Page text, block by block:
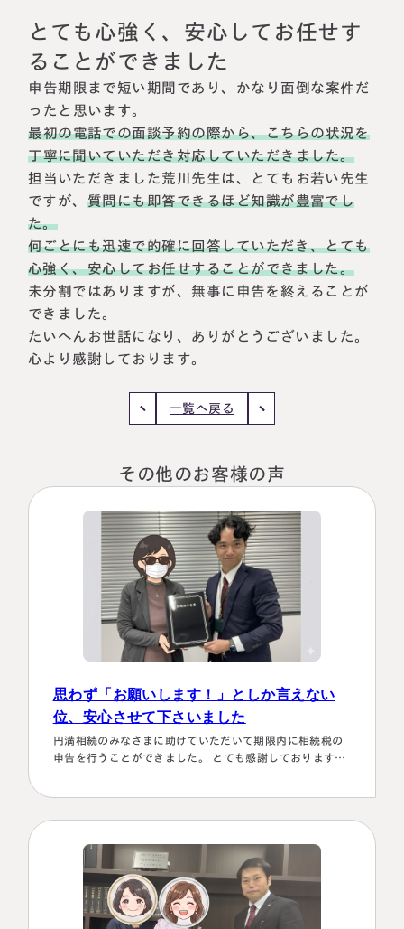
相続税試算について
料金表
選ばれる理由
よくある質問
お客様の声
私たちについて
選ばれる理由
ラティス青山スクエア2階
大阪事務所
〒530-0017
大阪府大阪市北区角田町8番47号
阪急グランドビル20階
相続について学ぶ
円満相続ちゃんねる
円満相続塾（受講生募集中）
とても心強く、安心してお任せす
ることができました
申告期限まで短い期間であり、かなり面倒な案件だ
ったと思います。
最初の電話での面談予約の際から、こちらの状況を
丁寧に聞いていただき対応していただきました。
担当いただきました荒川先生は、とてもお若い先生
ですが、質問にも即答できるほど知識が豊富でし
た。
何ごとにも迅速で的確に回答していただき、とても
心強く、安心してお任せすることができました。
未分割ではありますが、無事に申告を終えることが
できました。
たいへんお世話になり、ありがとうございました。
心より感謝しております。
一覧へ戻る
その他のお客様の声
思わず「お願いします！」としか言えない
位、安心させて下さいました
円満相続のみなさまに助けていただいて期限内に相続税の
申告を行うことができました。 とても感謝しております。
い！！と、私も思わず「お願いします！」としか言えない